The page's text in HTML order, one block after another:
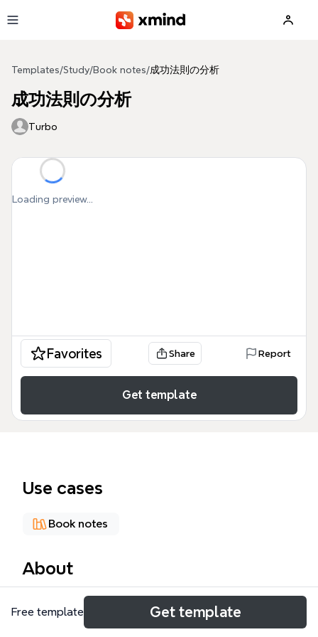
Templates/Study/Book notes/成功法則の分析
成功法則の分析
Turbo
Loading preview...
Favorites Share Report
Get template
Use cases
Book notes
About
この「成功法則の分析」マインドマップは、5冊の自
己啓発書（『7つの習慣』『史上最大の人生戦略』
Free template Get template